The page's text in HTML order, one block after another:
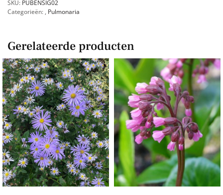
SKU: PUBENSIG02
Categorieën: , Pulmonaria
Gerelateerde producten